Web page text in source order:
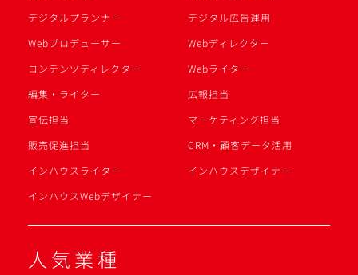
デジタルプランナー
デジタル広告運用
Webプロデューサー
Webディレクター
コンテンツディレクター
Webライター
編集・ライター
広報担当
宣伝担当
マーケティング担当
販売促進担当
CRM・顧客データ活用
インハウスライター
インハウスデザイナー
インハウスWebデザイナー
人気業種